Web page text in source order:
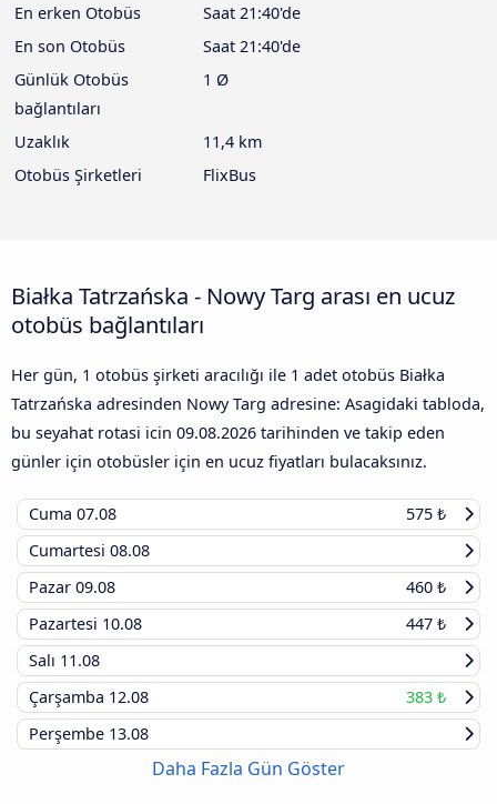
En erken Otobüs
Saat 21:40'de
En son Otobüs
Saat 21:40'de
Günlük Otobüs
bağlantıları
1 Ø
Uzaklık
11,4 km
Otobüs Şirketleri
FlixBus
Białka Tatrzańska - Nowy Targ arası en ucuz
otobüs bağlantıları
Her gün, 1 otobüs şirketi aracılığı ile 1 adet otobüs Białka
Tatrzańska adresinden Nowy Targ adresine: Asagidaki tabloda,
bu seyahat rotasi icin 09.08.2026 tarihinden ve takip eden
günler için otobüsler için en ucuz fiyatları bulacaksınız.
Cuma 07.08
575 ₺
Cumartesi 08.08
Pazar 09.08
460 ₺
Pazartesi 10.08
447 ₺
Salı 11.08
Çarşamba 12.08
383 ₺
Perşembe 13.08
Daha Fazla Gün Göster